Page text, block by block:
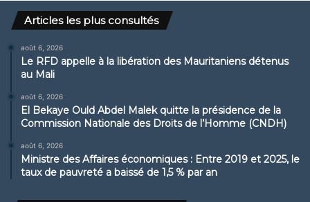
Articles les plus consultés
août 6, 2026
Le RFD appelle à la libération des Mauritaniens détenus
au Mali
août 6, 2026
El Bekaye Ould Abdel Malek quitte la présidence de la
Commission Nationale des Droits de l’Homme (CNDH)
août 6, 2026
Ministre des Affaires économiques : Entre 2019 et 2025, le
taux de pauvreté a baissé de 1,5 % par an